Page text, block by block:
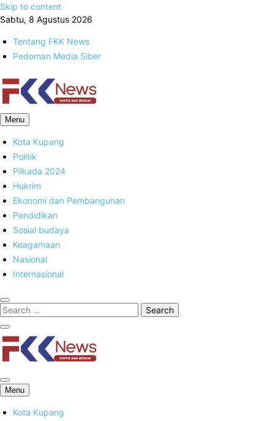
Skip to content
Sabtu, 8 Agustus 2026
Tentang FKK News
Pedoman Media Siber
FKK News
Menu
Kota Kupang
Politik
Pilkada 2024
Hukrim
Ekonomi dan Pembangunan
Pendidikan
Sosial budaya
Keagamaan
Nasional
Internasional
FKK News
Menu
Kota Kupang